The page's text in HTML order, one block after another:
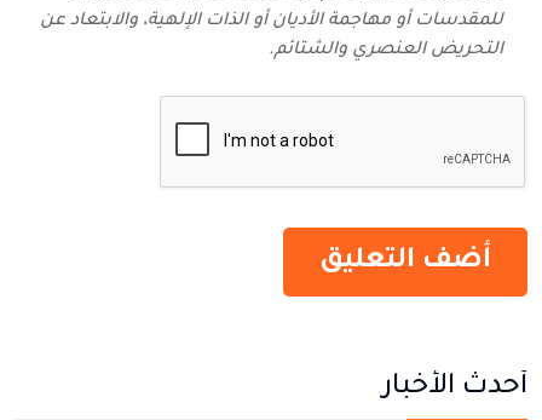
للمقدسات أو مهاجمة الأديان أو الذات الإلهية، والابتعاد عن
التحريض العنصري والشتائم‬.
أحدث الأخبار